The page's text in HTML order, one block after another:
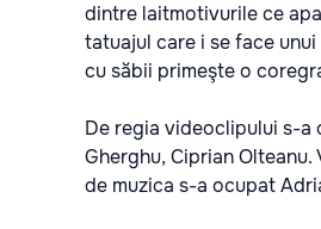
dintre laitmotivurile ce
tatuajul care i se face
cu săbii primeşte o
De regia videoclipului s-a
Gherghu, Ciprian
de muzica s-a ocupat